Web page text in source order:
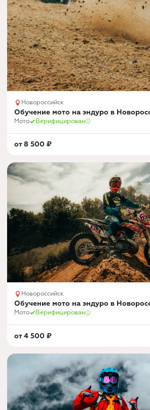
Новороссийск
Обучение мото на эндуро в
Мото Верифицирован
от8 500 ₽
Новороссийск
Обучение мото на эндуро в
Мото Верифицирован
от4 500 ₽